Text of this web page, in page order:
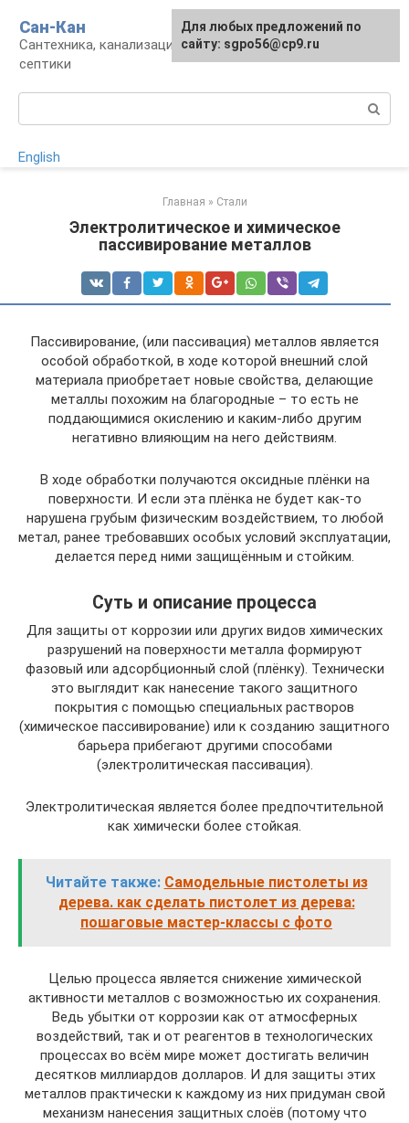
контенту
Сан-Кан
Сантехника, канализация, водопровод,
септики
English
Главная » Стали
Электролитическое и химическое
пассивирование металлов
Пассивирование, (или пассивация) металлов является
особой обработкой, в ходе которой внешний слой
материала приобретает новые свойства, делающие
металлы похожим на благородные – то есть не
поддающимися окислению и каким-либо другим
негативно влияющим на него действиям.
В ходе обработки получаются оксидные плёнки на
поверхности. И если эта плёнка не будет как-то
нарушена грубым физическим воздействием, то любой
метал, ранее требовавших особых условий эксплуатации,
делается перед ними защищённым и стойким.
Суть и описание процесса
Для защиты от коррозии или других видов химических
разрушений на поверхности металла формируют
фазовый или адсорбционный слой (плёнку). Технически
это выглядит как нанесение такого защитного
покрытия с помощью специальных растворов
(химическое пассивирование) или к созданию защитного
барьера прибегают другими способами
(электролитическая пассивация).
Электролитическая является более предпочтительной
как химически более стойкая.
Читайте также: Самодельные пистолеты из
дерева. как сделать пистолет из дерева:
пошаговые мастер-классы с фото
Целью процесса является снижение химической
активности металлов с возможностью их сохранения.
Ведь убытки от коррозии как от атмосферных
воздействий, так и от реагентов в технологических
процессах во всём мире может достигать величин
десятков миллиардов долларов. И для защиты этих
металлов практически к каждому из них придуман свой
механизм нанесения защитных слоёв (потому что
Для любых предложений по
сайту: sgpo56@cp9.ru